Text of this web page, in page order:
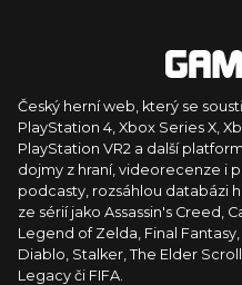
Český herní web, který se
PlayStation 4, Xbox Series X,
PlayStation VR2 a další
dojmy z hraní, videorecenze i
podcasty, rozsáhlou databázi
ze sérií jako Assassin's Creed,
Legend of Zelda, Final
Diablo, Stalker, The Elder
Legacy či FIFA.